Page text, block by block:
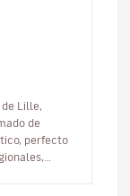
Lille,
de
perfecto